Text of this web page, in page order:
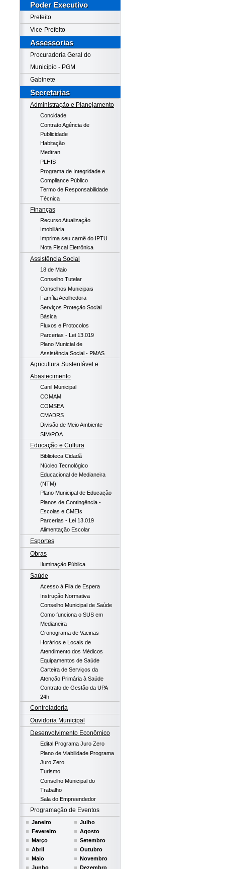
Poder Executivo
Prefeito
Vice-Prefeito
Assessorias
Procuradoria Geral do
Município - PGM
Gabinete
Secretarias
Administração e Planejamento
Concidade
Contrato Agência de
Publicidade
Habitação
Medtran
PLHIS
Programa de Integridade e
Compliance Público
Termo de Responsabilidade
Técnica
Finanças
Recurso Atualização
Imobiliária
Imprima seu carnê do IPTU
Nota Fiscal Eletrônica
Assistência Social
18 de Maio
Conselho Tutelar
Conselhos Municipais
Família Acolhedora
Serviços Proteção Social
Básica
Fluxos e Protocolos
Parcerias - Lei 13.019
Plano Municial de
Assistência Social - PMAS
Agricultura Sustentável e
Abastecimento
Canil Municipal
COMAM
COMSEA
CMADRS
Divisão de Meio Ambiente
SIM/POA
Educação e Cultura
Biblioteca Cidadã
Núcleo Tecnológico
Educacional de Medianeira
(NTM)
Plano Municipal de Educação
Planos de Contingência -
Escolas e CMEIs
Parcerias - Lei 13.019
Alimentação Escolar
Esportes
Obras
Iluminação Pública
Saúde
Acesso à Fila de Espera
Instrução Normativa
Conselho Municipal de Saúde
Como funciona o SUS em
Medianeira
Cronograma de Vacinas
Horários e Locais de
Atendimento dos Médicos
Equipamentos de Saúde
Carteira de Serviços da
Atenção Primária à Saúde
Contrato de Gestão da UPA
24h
Controladoria
Ouvidoria Municipal
Desenvolvimento Econômico
Edital Programa Juro Zero
Plano de Viabilidade Programa
Juro Zero
Turismo
Conselho Municipal do
Trabalho
Sala do Empreendedor
Programação de Eventos
Janeiro
Fevereiro
Março
Abril
Maio
Junho
Julho
Agosto
Setembro
Outubro
Novembro
Dezembro